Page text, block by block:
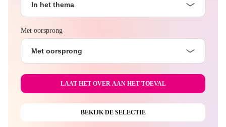
In het thema
Met oorsprong
Met oorsprong